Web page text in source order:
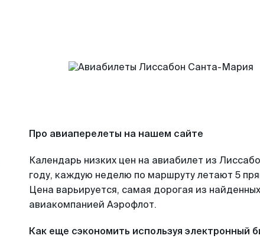
Про авиаперелеты на нашем сайте
Календарь низких цен на авиабилет из
году, каждую неделю по маршруту летают 5
Цена варьируется, самая дорогая из
авиакомпанией Аэрофлот.
Как еще сэкономить используя электронный